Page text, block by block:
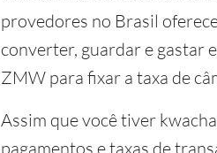
provedores no Brasil
converter, guardar e gastar
ZMW para fixar a taxa de
Assim que você tiver
pagamentos e taxas de